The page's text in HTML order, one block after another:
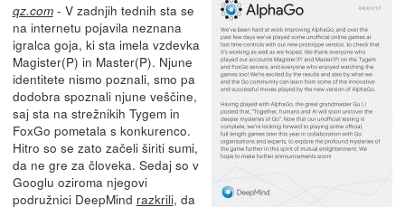
qz.com- V zadnjih tednih sta se
na internetu pojavila neznana
igralca goja, ki sta imela vzdevka
Magister(P) in Master(P). Njune
identitete nismo poznali, smo pa
dodobra spoznali njune veščine,
saj sta na strežnikih Tygem in
FoxGo pometala s konkurenco.
Hitro so se zato začeli širiti sumi,
da ne gre za človeka. Sedaj so v
Googlu oziroma njegovi
podružnici DeepMind razkrili, da